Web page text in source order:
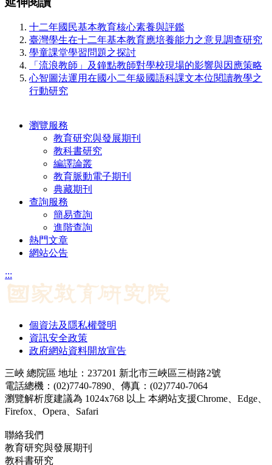
十二年國民基本教育核心素養與評鑑
臺灣學生在十二年基本教育應培養能力之意見調查研究
學童課堂學習問題之探討
「流浪教師」及鐘點教師對學校現場的影響與因應策略
心智圖法運用在國小二年級國語科課文本位閱讀教學之
行動研究
瀏覽服務
教育研究與發展期刊
教科書研究
編譯論叢
教育脈動電子期刊
典藏期刊
查詢服務
簡易查詢
進階查詢
熱門文章
網站公告
:::
個資法及隱私權聲明
資訊安全政策
政府網站資料開放宣告
三峽 總院區 地址：237201 新北市三峽區三樹路2號
電話總機：(02)7740-7890、傳真：(02)7740-7064
瀏覽解析度建議為 1024x768 以上 本網站支援Chrome、Edge、
Firefox、Opera、Safari
聯絡我們
教育研究與發展期刊
教科書研究